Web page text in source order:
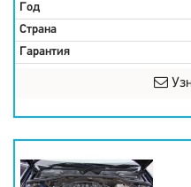
Год
Страна
Гарантия